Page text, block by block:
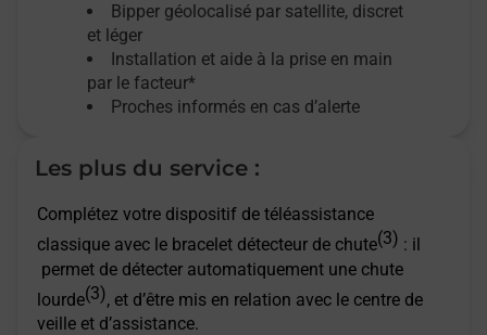
Bipper géolocalisé par satellite, discret
et léger
Installation et aide à la prise en main
par le facteur*
Proches informés en cas d’alerte
Les plus du service :
Complétez votre dispositif de téléassistance
classique avec le bracelet détecteur de chute(3) : il
permet de détecter automatiquement une chute
lourde(3), et d’être mis en relation avec le centre de
veille et d’assistance.